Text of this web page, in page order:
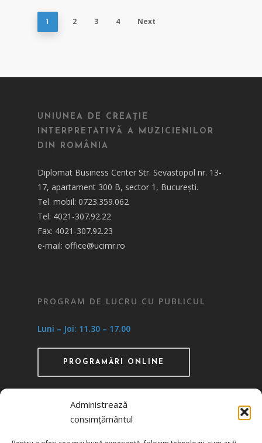
Administrează
consimțământul
1 2 3 4 Next
UNIUNEA DE CREAȚIE
INTERPRETATIVĂ A MUZICIENILOR
DIN ROMÂNIA
Diplomat Business Center Str. Sevastopol nr. 13-
17, apartament 300 B, sector 1, București.
Tel. mobil: 0723.359.062
Tel: 4021-307.92.22
Fax: 4021-307.92.23
e-mail: office@ucimr.ro
PROGRAM DE LUCRU CU PUBLICUL
Luni – Joi: 11.30 – 17.00
PROGRAMĂRI ONLINE